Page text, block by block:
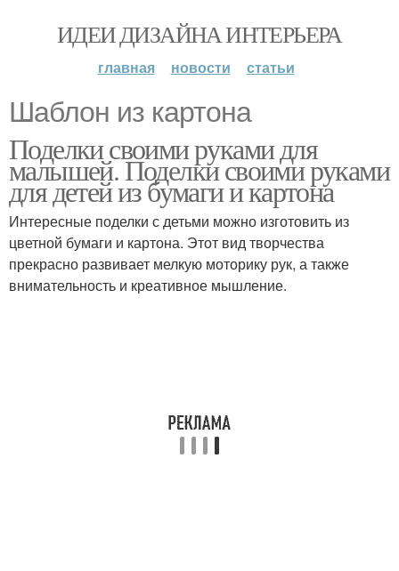
ИДЕИ ДИЗАЙНА ИНТЕРЬЕРА
главная новости статьи
Шаблон из картона
Поделки своими руками для
малышей. Поделки своими руками
для детей из бумаги и картона
Интересные поделки с детьми можно изготовить из
цветной бумаги и картона. Этот вид творчества
прекрасно развивает мелкую моторику рук, а также
внимательность и креативное мышление.